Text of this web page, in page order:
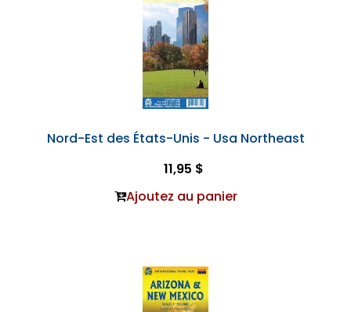
Nord-Est des États-Unis - Usa Northeast
11,95 $
Ajoutez au panier